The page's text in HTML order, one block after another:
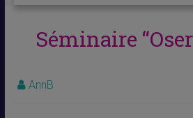
Séminaire
AnnB